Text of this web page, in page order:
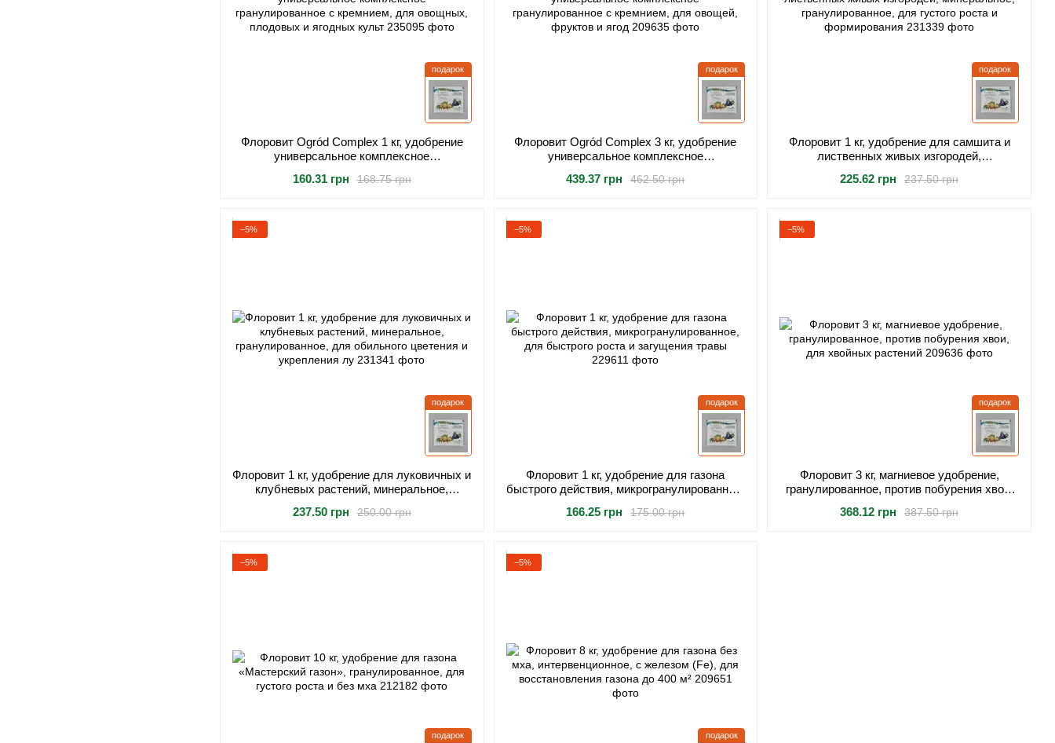
подарок
Флоровит Ogród Complex 1 кг, удобрение
универсальное комплексное
овощных, плодовых и ягодных культ
168.75 грн
160.31 грн
подарок
Флоровит Ogród Complex 3 кг, удобрение
универсальное комплексное
фруктов и ягод
462.50 грн
439.37 грн
подарок
Флоровит 1 кг, удобрение для самшита и
лиственных живых изгородей,
роста и формирования
237.50 грн
225.62 грн
подарок
−5%
Флоровит 1 кг, удобрение для луковичных и
клубневых растений, минеральное,
и укрепления лу
250.00 грн
237.50 грн
подарок
−5%
Флоровит 1 кг, удобрение для газона
быстрого действия, микрогранулированное,
175.00 грн
166.25 грн
подарок
−5%
Флоровит 3 кг, магниевое удобрение,
гранулированное, против побурения хвои,
387.50 грн
368.12 грн
подарок
−5%
подарок
−5%